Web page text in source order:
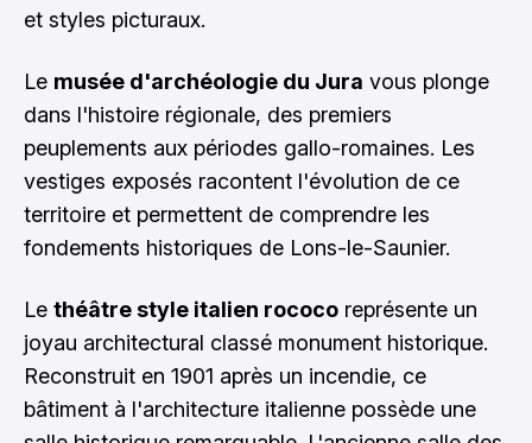
et styles picturaux.
Le musée d'archéologie du Jura vous plonge
dans l'histoire régionale, des premiers
peuplements aux périodes gallo-romaines. Les
vestiges exposés racontent l'évolution de ce
territoire et permettent de comprendre les
fondements historiques de Lons-le-Saunier.
Le théâtre style italien rococo représente un
joyau architectural classé monument historique.
Reconstruit en 1901 après un incendie, ce
bâtiment à l'architecture italienne possède une